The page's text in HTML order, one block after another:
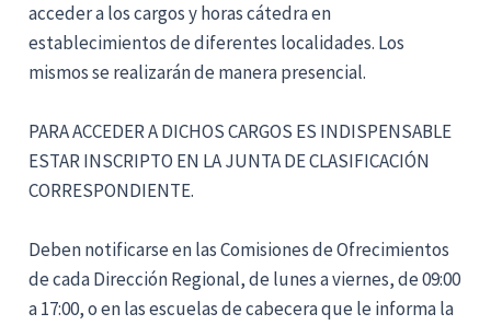
acceder a los cargos y horas cátedra en
establecimientos de diferentes localidades. Los
mismos se realizarán de manera presencial.
PARA ACCEDER A DICHOS CARGOS ES INDISPENSABLE
ESTAR INSCRIPTO EN LA JUNTA DE CLASIFICACIÓN
CORRESPONDIENTE.
Deben notificarse en las Comisiones de Ofrecimientos
de cada Dirección Regional, de lunes a viernes, de 09:00
a 17:00, o en las escuelas de cabecera que le informa la